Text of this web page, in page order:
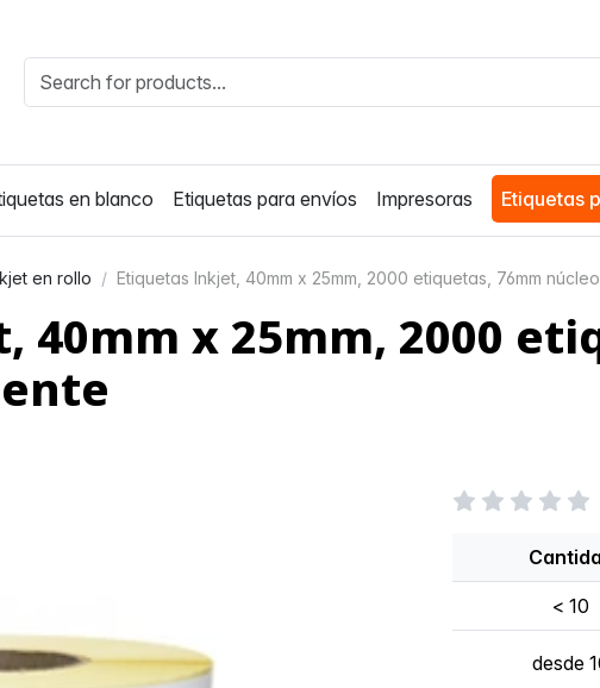
en blanco Etiquetas para envíos Impresoras Etiquetas
en rollo Etiquetas Inkjet, 40mm x 25mm, 2000 etiquetas, 76mm
40mm x 25mm, 2000
< 10
desde